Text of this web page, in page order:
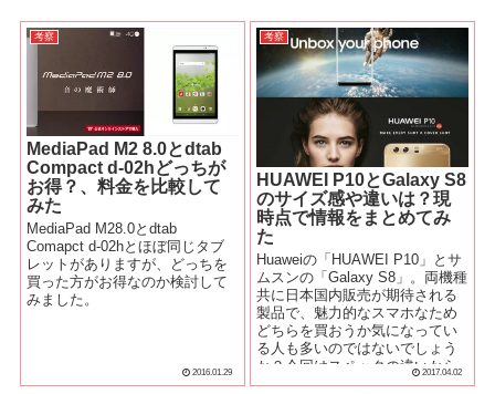
考察
MediaPad M2 8.0とdtab
Compact d-02hどっちが
お得？、料金を比較して
みた
MediaPad M28.0とdtab
Comapct d-02hとほぼ同じタブ
レットがありますが、どっちを
買った方がお得なのか検討して
みました。
2016.01.29
考察
HUAWEI P10とGalaxy S8
のサイズ感や違いは？現
時点で情報をまとめてみ
た
Huaweiの「HUAWEI P10」とサ
ムスンの「Galaxy S8」。両機種
共に日本国内販売が期待される
製品で、魅力的なスマホなため
どちらを買おうか気になってい
る人も多いのではないでしょう
か？今回はスペックの違いから
見るべきポイントを探...
2017.04.02